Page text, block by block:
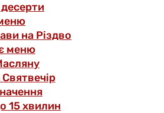
десерти
на Різдво
меню
15 хвилин